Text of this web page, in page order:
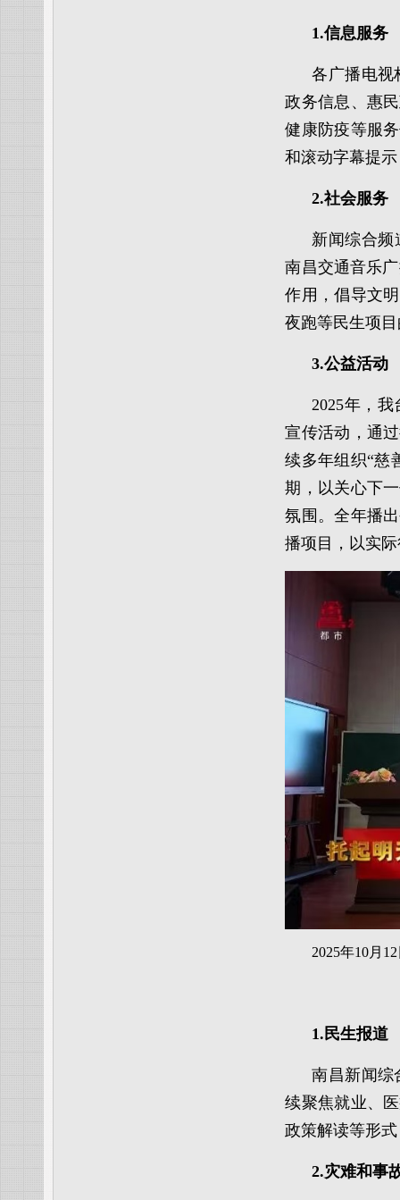
1.信息服务
各广播电视
政务信息、惠
健康防疫等服
和滚动字幕提
2.社会服务
新闻综合频
南昌交通音乐
作用，倡导文
夜跑等民生项
3.公益活动
2025年，
宣传活动，通
续多年组织“慈
期，以关心下
氛围。全年播
播项目，以实
2025年10月
1.民生报道
南昌新闻综
续聚焦就业、
政策解读等形
2.灾难和事